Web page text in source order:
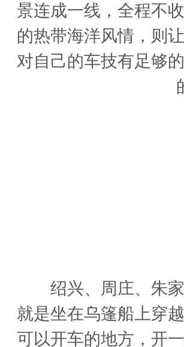
景连成一线，全程不
的热带海洋风情，则
对自己的车技有足够
绍兴、周庄、朱家
就是坐在乌篷船上穿
可以开车的地方，开